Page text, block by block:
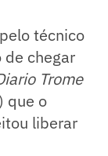
técnico
chegar
Trome
que o
liberar